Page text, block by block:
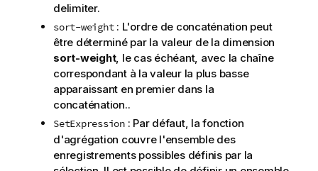
delimiter.
sort-weight: L'ordre de concaténation peut
être déterminé par la valeur de la dimension
sort-weight, le cas échéant, avec la chaîne
correspondant à la valeur la plus basse
apparaissant en premier dans la
concaténation..
SetExpression: Par défaut, la fonction
d'agrégation couvre l'ensemble des
enregistrements possibles définis par la